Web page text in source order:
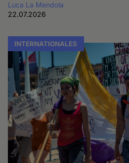
Luca La Mendola
22.07.2026
INTERNATIONALES